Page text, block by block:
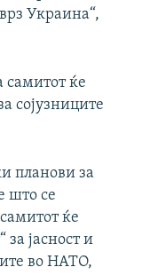
Украина“,
самитот ќе
сојузниците
планови за
што се
ќе
за јасност и
во НАТО,